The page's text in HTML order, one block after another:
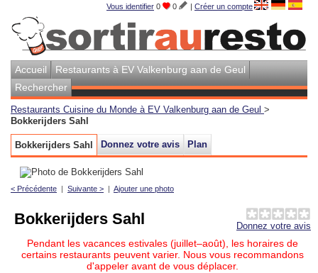
Vous identifier 0 0 | Créer un compte
Accueil
Restaurants à EV Valkenburg aan de Geul
Rechercher
Restaurants Cuisine du Monde à EV Valkenburg aan de Geul >
Bokkerijders Sahl
Bokkerijders Sahl Donnez votre avis Plan
< Précédente | Suivante > | Ajouter une photo
Donnez votre avis
Bokkerijders Sahl
Pendant les vacances estivales (juillet–août), les horaires de
certains restaurants peuvent varier. Nous vous recommandons
d'appeler avant de vous déplacer.